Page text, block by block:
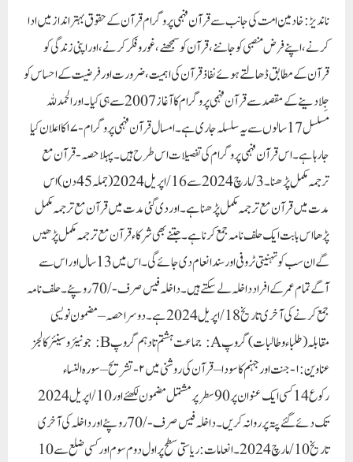
ناندیڑ:خادمین امت کی جانب سے قرآن فہمی پروگرام قرآن کے حقوق بہتر انداز میں ادا
کرنے، اپنے فرض منصبی کو جاننے، قرآن کو سمجھنے ، غور و فکر کرنے، اوراپنی زندگی کو
قرآن کے مطابق ڈھالتے ہوئے نفاذ قرآن کی اہمیت، ضرورت اور فرضیت کے احساس کو
جِلا دینے کے مقصد سے قرآن فہمی پروگرام کا آغاز 2007 سے ہی کیا۔ اور الحمدللہ
مسلسل 17 سالوں سے یہ سلسلہ جاری ہے۔امسال قرآن فہمی پروگرام-۱۷ کا اعلان کیا
جارہا ہے۔اس قرآن فہمی پروگرام کی تفصیلات اس طرح ہیں۔پہلا حصہ- قرآن مع
ترجمہ مکمل پڑھنا۔ 3 / مارچ 2024 سے 16 / اپریل 2024 (جملہ 45 دن) اس
مدت میں قرآن مع ترجمہ مکمل پڑھنا ہے۔ اور دی گئی مدت میں قرآن مع ترجمہ مکمل
پڑھا اس بابت ایک حلف نامہ جمع کرنا ہے۔ جتنے بھی شرکاء قرآن مع ترجمہ مکمل پڑھیں
گے ان سب کو تہنیتی ٹروفی اور سند انعام دی جائے گی۔ اس میں 13 سال اور اس سے
آگے تمام عمر کے افراد داخلہ لے سکتے ہیں۔داخلہ فیس صرف -/70 روپئے ۔ حلف نامہ
جمع کرنے کی آخری تاریخ 18 / اپریل 2024 ہے۔دوسرا حصہ – مضمون نویسی
مقابلہ(طلباءوطالبات)گروپ A: جماعت ہشتم تا دہم گروپ B: جونیئر و سینئر کالجز
عناوین: ۱- جنت اور جہنم کا سودا – قرآن کی روشنی میں۲- تشریح – سورہ النساء
رکوع 14کسی ایک عنوان پر 90 سطر پر مشتمل مضمون لکھئے اور 10 / اپریل 2024
تک دئے گئے پتہ پر روانہ کریں۔داخلہ فیس صرف-/70 روپئے اور داخلہ کی آخری
تاریخ 10 / مارچ 2024۔انعامات: ریاستی سطح پر اول دوم سوم اورکسی ضلع سے 10